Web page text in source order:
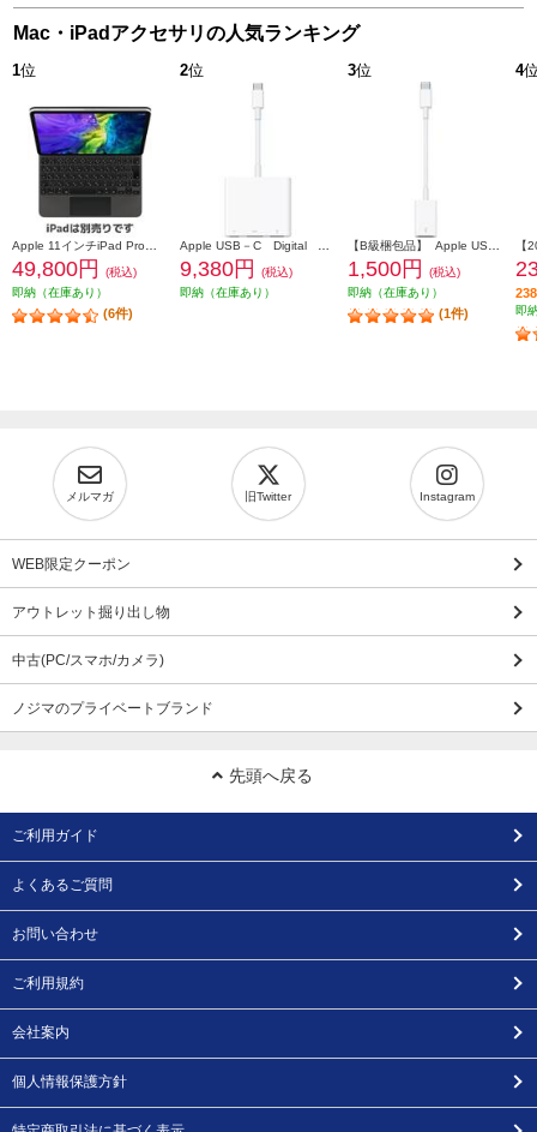
Mac・iPadアクセサリの人気ランキング
1位
49,800円
(税込)
即納（在庫あり）
(6件)
2位
9,380円
(税込)
即納（在庫あり）
3位
1,500円
(税込)
即納（在庫あり）
(1件)
4
即
メルマガ 旧Twitter Instagram
WEB限定クーポン
アウトレット掘り出し物
中古(PC/スマホ/カメラ)
ノジマのプライベートブランド
先頭へ戻る
ご利用ガイド
よくあるご質問
お問い合わせ
ご利用規約
会社案内
個人情報保護方針